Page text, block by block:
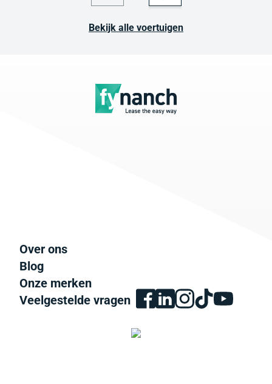
Bekijk alle voertuigen
Over ons
Blog
Onze merken
Veelgestelde vragen